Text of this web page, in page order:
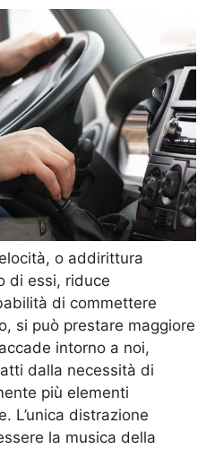
o addirittura
di essi, riduce
di commettere
si può prestare maggiore
intorno a noi,
dalla necessità di
più elementi
L’unica distrazione
la musica della